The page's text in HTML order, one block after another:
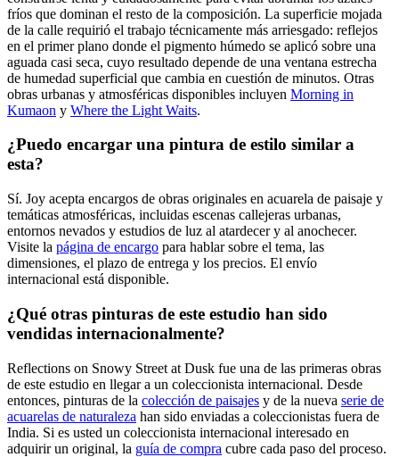
fríos que dominan el resto de la composición. La superficie mojada
de la calle requirió el trabajo técnicamente más arriesgado: reflejos
en el primer plano donde el pigmento húmedo se aplicó sobre una
aguada casi seca, cuyo resultado depende de una ventana estrecha
de humedad superficial que cambia en cuestión de minutos. Otras
obras urbanas y atmosféricas disponibles incluyen Morning in
Kumaon y Where the Light Waits.
¿Puedo encargar una pintura de estilo similar a
esta?
Sí. Joy acepta encargos de obras originales en acuarela de paisaje y
temáticas atmosféricas, incluidas escenas callejeras urbanas,
entornos nevados y estudios de luz al atardecer y al anochecer.
Visite la página de encargo para hablar sobre el tema, las
dimensiones, el plazo de entrega y los precios. El envío
internacional está disponible.
¿Qué otras pinturas de este estudio han sido
vendidas internacionalmente?
Reflections on Snowy Street at Dusk fue una de las primeras obras
de este estudio en llegar a un coleccionista internacional. Desde
entonces, pinturas de la colección de paisajes y de la nueva serie de
acuarelas de naturaleza han sido enviadas a coleccionistas fuera de
India. Si es usted un coleccionista internacional interesado en
adquirir un original, la guía de compra cubre cada paso del proceso.